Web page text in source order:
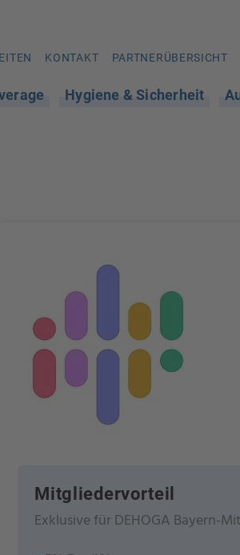
KONTAKT PARTNERÜBERSICHT
Hygiene & Sicherheit
Mitgliedervorteil
Exklusive für DEHOGA Bayern-